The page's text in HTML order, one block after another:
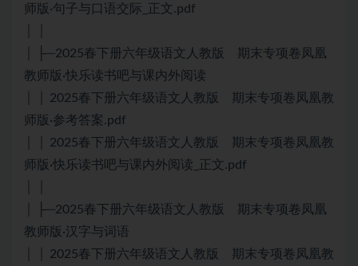
师版·句子与口语交际_正文.pdf
│ ├─2025春下册六年级语文人教版 期末专项卷凤凰
教师版·快乐读书吧与课内外阅读
│ │ 2025春下册六年级语文人教版 期末专项卷凤凰教
师版·参考答案.pdf
│ │ 2025春下册六年级语文人教版 期末专项卷凤凰教
师版·快乐读书吧与课内外阅读_正文.pdf
│ ├─2025春下册六年级语文人教版 期末专项卷凤凰
教师版·汉字与词语
│ │ 2025春下册六年级语文人教版 期末专项卷凤凰教